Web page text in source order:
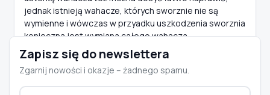
jednak istnieją wahacze, których sworznie nie są
wymienne i wówczas w przyadku uszkodzenia sworznia
konieczna jest wymiana całego wahacza
Wahacze w ofercie e-autoparts.pl
Sklep z auto częściami e-autoparts.pl oferuje dużą
ilość oryginalnych wahaczy firmy Lemforder, Febi,
Zapisz się do newslettera
Zgarnij nowości i okazje – żadnego spamu.